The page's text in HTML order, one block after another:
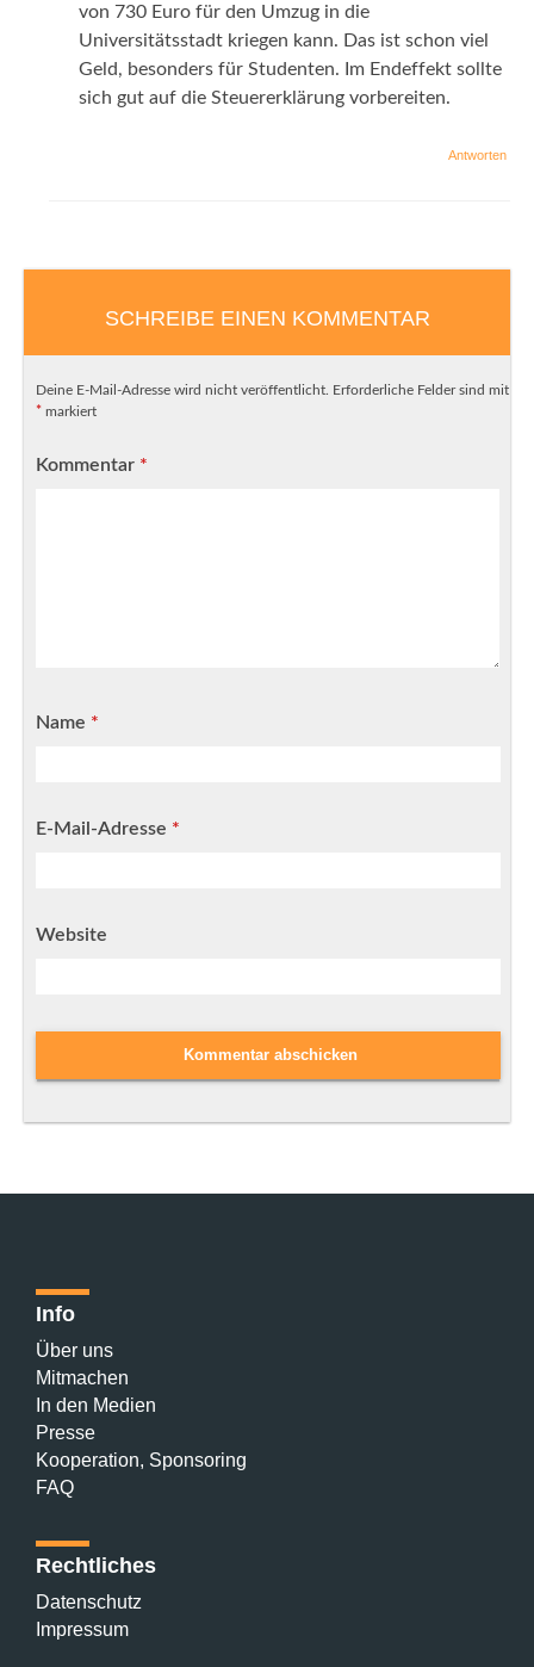
von 730 Euro für den Umzug in die
Universitätsstadt kriegen kann. Das ist schon viel
Geld, besonders für Studenten. Im Endeffekt sollte
sich gut auf die Steuererklärung vorbereiten.
Antworten
SCHREIBE EINEN KOMMENTAR
Deine E-Mail-Adresse wird nicht veröffentlicht. Erforderliche Felder sind mit
* markiert
Kommentar *
Name *
E-Mail-Adresse *
Website
Info
Über uns
Mitmachen
In den Medien
Presse
Kooperation, Sponsoring
FAQ
Rechtliches
Datenschutz
Impressum